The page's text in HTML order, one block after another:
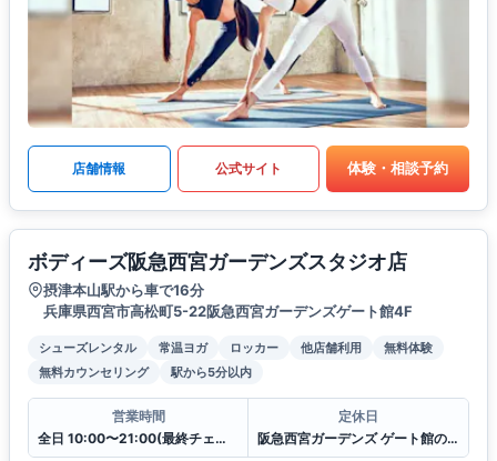
店舗情報 公式サイト 体験・相談予約
ボディーズ阪急西宮ガーデンズスタジオ店
摂津本山駅から車で16分
兵庫県西宮市高松町5-22阪急西宮ガーデンズゲート館4F
シューズレンタル 常温ヨガ ロッカー 他店舗利用
無料体験
無料カウンセリング
駅から5分以内
営業時間
全日 10:00〜21:00(最終チェックイン20:30)
定休日
阪急西宮ガーデンズ ゲート館の休館日に準ずる